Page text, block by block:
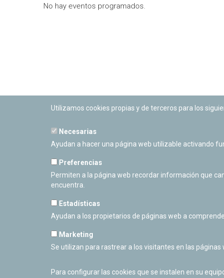
No hay eventos programados.
PLANETARIO DE PAMPLONA
Calle Sancho RamÃ­rez, s/n
Cerrado Temporalmente
Utilizamos cookies propias y de terceros para los
Necesarias
Ayudan a hacer una página web utilizable activando
Preferencias
Permiten a la página web recordar información que
encuentra.
Estadísticas
Ayudan a los propietarios de páginas web a
Marketing
Se utilizan para rastrear a los visitantes en las
Para configurar las cookies que se instalen en su